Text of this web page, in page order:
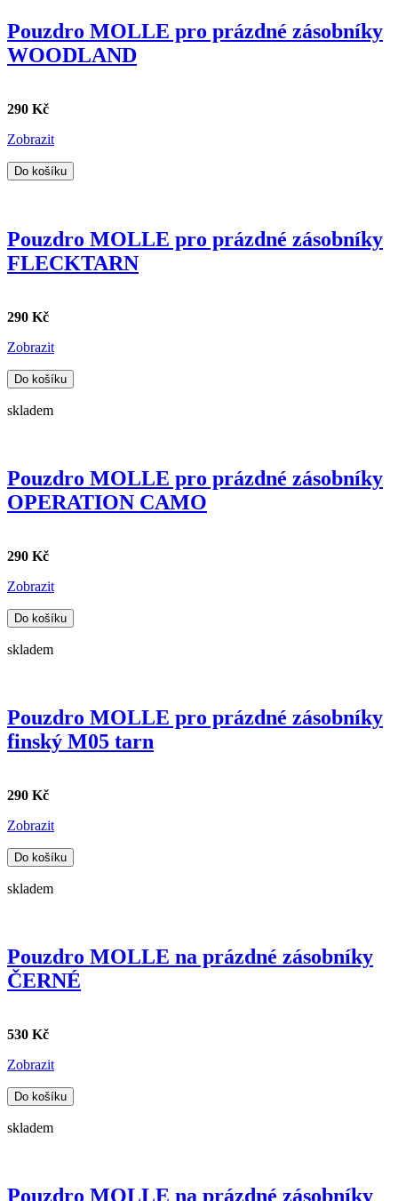
Pouzdro MOLLE pro prázdné zásobníky
WOODLAND
290 Kč
Zobrazit
Do košíku
Pouzdro MOLLE pro prázdné zásobníky
FLECKTARN
290 Kč
Zobrazit
Do košíku
skladem
Pouzdro MOLLE pro prázdné zásobníky
OPERATION CAMO
290 Kč
Zobrazit
Do košíku
skladem
Pouzdro MOLLE pro prázdné zásobníky
finský M05 tarn
290 Kč
Zobrazit
Do košíku
skladem
Pouzdro MOLLE na prázdné zásobníky
ČERNÉ
530 Kč
Zobrazit
Do košíku
skladem
Pouzdro MOLLE na prázdné zásobníky